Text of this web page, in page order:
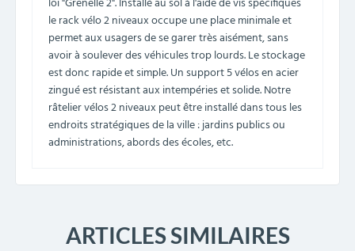
le rack vélo 2 niveaux occupe une place minimale et
permet aux usagers de se garer très aisément, sans
avoir à soulever des véhicules trop lourds. Le stockage
est donc rapide et simple. Un support 5 vélos en acier
zingué est résistant aux intempéries et solide. Notre
râtelier vélos 2 niveaux peut être installé dans tous les
endroits stratégiques de la ville : jardins publics ou
administrations, abords des écoles, etc.
ARTICLES SIMILAIRES